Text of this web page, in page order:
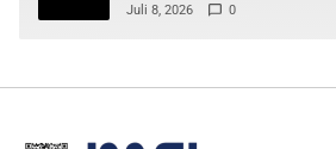
Juli 8, 2026 0